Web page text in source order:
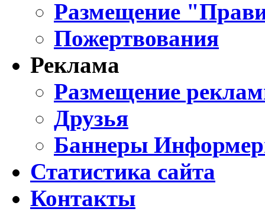
Размещение
Пожертвования
Реклама
Размещение
Друзья
Баннеры
Статистика сайта
Контакты